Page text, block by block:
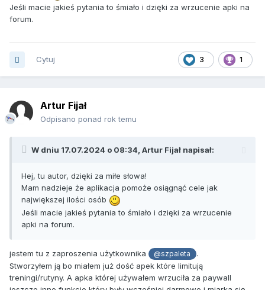
Jeśli macie jakieś pytania to śmiało i dzięki za wrzucenie apki na
forum.
3 1
Cytuj
Artur Fijał
Odpisano ponad rok temu
W dniu 17.07.2024 o 08:34, Artur Fijał napisał:
Hej, tu autor, dzięki za miłe słowa!
Mam nadzieje że aplikacja pomoże osiągnąć cele jak
największej ilości osób
Jeśli macie jakieś pytania to śmiało i dzięki za wrzucenie
apki na forum.
jestem tu z zaproszenia użytkownika @szpaleta
.
Stworzyłem ją bo miałem już dość apek które limitują
treningi/rutyny. A apka której używałem wrzuciła za paywall